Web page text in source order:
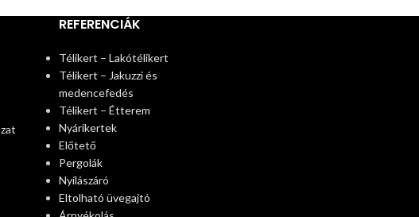
REFERENCIÁK
Télikert – Lakótélikert
Télikert – Jakuzzi és
medencefedés
Télikert – Étterem
Nyárikertek
Előtető
Pergolák
Nyílászáró
Eltolható üvegajtó